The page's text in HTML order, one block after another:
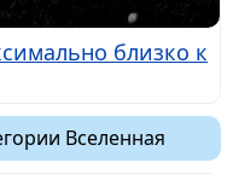
близко к
Вселенная